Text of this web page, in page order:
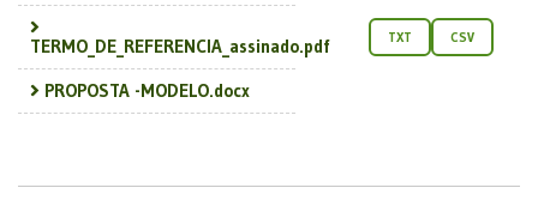
TERMO_DE_REFERENCIA_assinado.pdf TXT CSV
PROPOSTA -MODELO.docx